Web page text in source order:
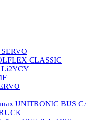
CLASSIC
Li2YCY
UNITRONIC BUS